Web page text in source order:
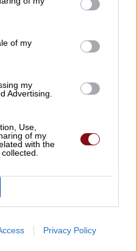
of my
my
Advertising.
Use,
of my
with the
Privacy Policy
ΝΕΑ